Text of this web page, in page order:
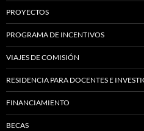
PROYECTOS
PROGRAMA DE INCENTIVOS
VIAJES DE COMISIÓN
RESIDENCIA PARA DOCENTES E
FINANCIAMIENTO
BECAS